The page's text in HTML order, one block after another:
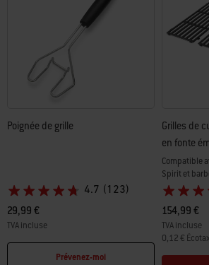
Poignée de grille
4.7 (123)
29,99 €
TVA incluse
Color Options
Prévenez-moi
Grilles de
en fonte
Compatible
Spirit et
154,99 €
TVA incluse
0,12 €
Color